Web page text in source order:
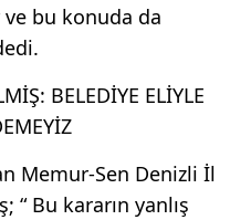
bu konuda da
BELEDİYE ELİYLE
Memur-Sen Denizli İl
“ Bu kararın yanlış